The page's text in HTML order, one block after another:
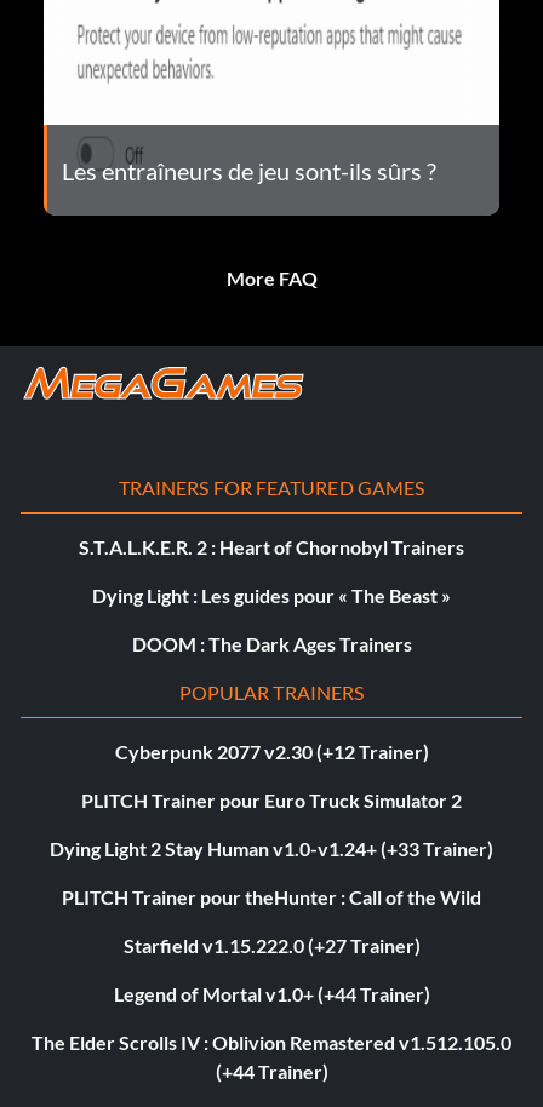
Les entraîneurs de jeu sont-ils sûrs ?
More FAQ
TRAINERS FOR FEATURED GAMES
S.T.A.L.K.E.R. 2 : Heart of Chornobyl Trainers
Dying Light : Les guides pour « The Beast »
DOOM : The Dark Ages Trainers
POPULAR TRAINERS
Cyberpunk 2077 v2.30 (+12 Trainer)
PLITCH Trainer pour Euro Truck Simulator 2
Dying Light 2 Stay Human v1.0-v1.24+ (+33 Trainer)
PLITCH Trainer pour theHunter : Call of the Wild
Starfield v1.15.222.0 (+27 Trainer)
Legend of Mortal v1.0+ (+44 Trainer)
The Elder Scrolls IV : Oblivion Remastered v1.512.105.0
(+44 Trainer)